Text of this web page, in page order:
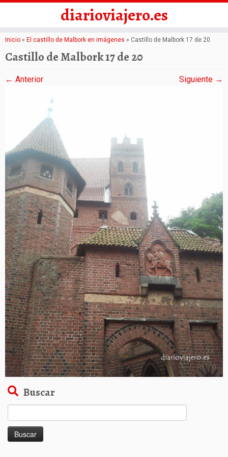
Saltar
diarioviajero.es
Inicio » El castillo de Malbork en imágenes » Castillo de Malbork 17 de 20
Castillo de Malbork 17 de 20
← Anterior Siguiente →
Buscar